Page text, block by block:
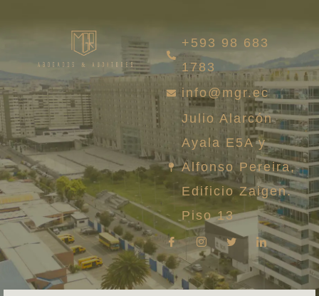
+593 98 683
1783
info@mgr.ec
Julio Alarcón
Ayala E5A y
Alfonso Pereira,
Edificio Zaigen.
Piso 13